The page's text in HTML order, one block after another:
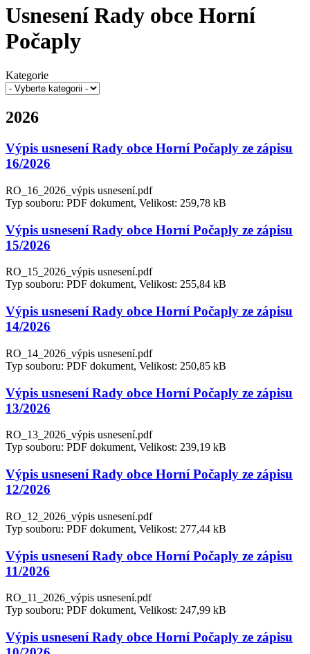
Usnesení Rady obce Horní
Počaply
Kategorie
2026
Výpis usnesení Rady obce Horní Počaply ze zápisu
16/2026
RO_16_2026_výpis usnesení.pdf
Typ souboru: PDF dokument, Velikost: 259,78 kB
Výpis usnesení Rady obce Horní Počaply ze zápisu
15/2026
RO_15_2026_výpis usnesení.pdf
Typ souboru: PDF dokument, Velikost: 255,84 kB
Výpis usnesení Rady obce Horní Počaply ze zápisu
14/2026
RO_14_2026_výpis usnesení.pdf
Typ souboru: PDF dokument, Velikost: 250,85 kB
Výpis usnesení Rady obce Horní Počaply ze zápisu
13/2026
RO_13_2026_výpis usnesení.pdf
Typ souboru: PDF dokument, Velikost: 239,19 kB
Výpis usnesení Rady obce Horní Počaply ze zápisu
12/2026
RO_12_2026_výpis usnesení.pdf
Typ souboru: PDF dokument, Velikost: 277,44 kB
Výpis usnesení Rady obce Horní Počaply ze zápisu
11/2026
RO_11_2026_výpis usnesení.pdf
Typ souboru: PDF dokument, Velikost: 247,99 kB
Výpis usnesení Rady obce Horní Počaply ze zápisu